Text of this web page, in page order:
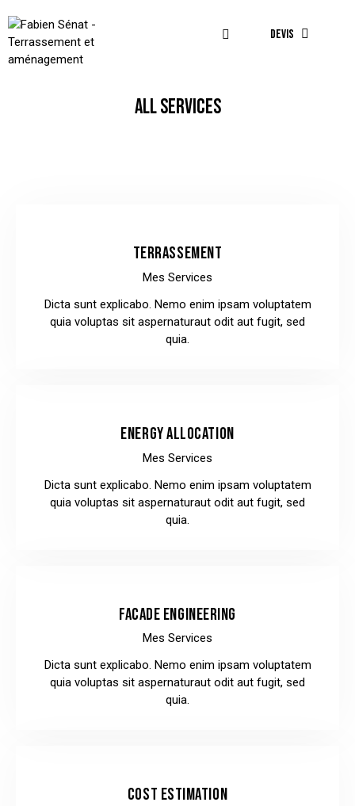
DEVIS
ALL SERVICES
TERRASSEMENT
Mes Services
Dicta sunt explicabo. Nemo enim ipsam voluptatem
quia voluptas sit aspernaturaut odit aut fugit, sed
quia.
ENERGY ALLOCATION
Mes Services
Dicta sunt explicabo. Nemo enim ipsam voluptatem
quia voluptas sit aspernaturaut odit aut fugit, sed
quia.
FACADE ENGINEERING
Mes Services
Dicta sunt explicabo. Nemo enim ipsam voluptatem
quia voluptas sit aspernaturaut odit aut fugit, sed
quia.
COST ESTIMATION